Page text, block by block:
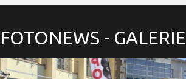
FOTONEWS - GALERIE